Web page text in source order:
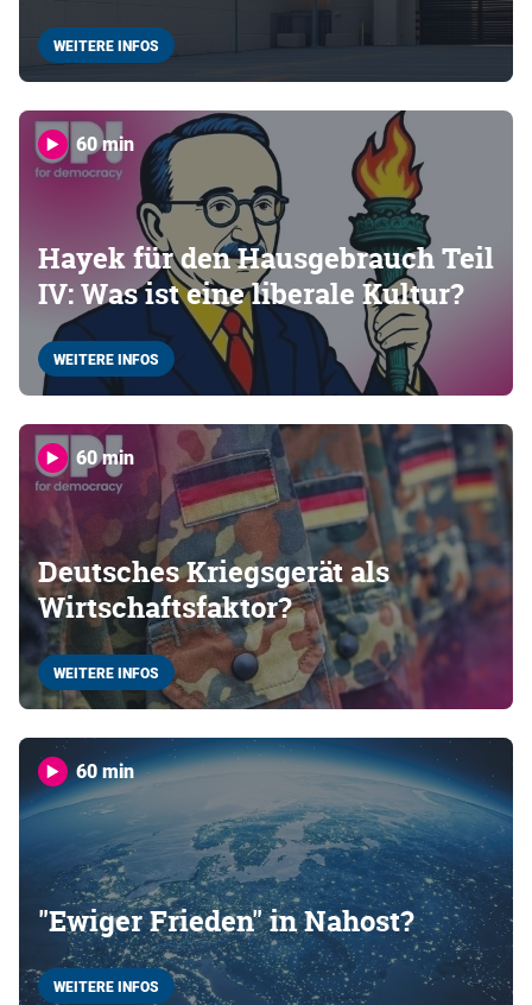
WEITERE INFOS
60 min
Hayek für den Hausgebrauch Teil
IV: Was ist eine liberale Kultur?
WEITERE INFOS
60 min
Deutsches Kriegsgerät als
Wirtschaftsfaktor?
WEITERE INFOS
60 min
"Ewiger Frieden" in Nahost?
WEITERE INFOS